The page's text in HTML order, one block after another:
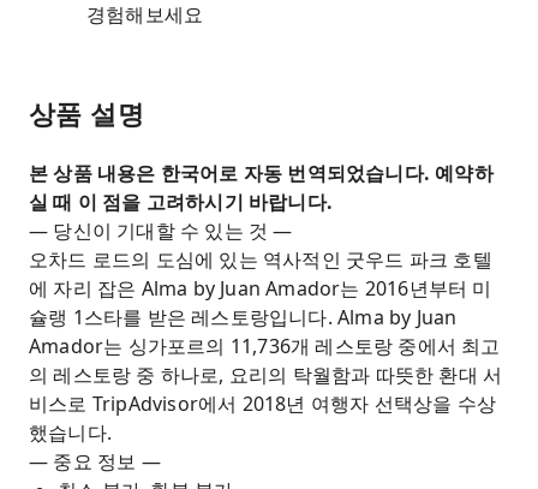
경험해보세요
상품 설명
본 상품 내용은 한국어로 자동 번역되었습니다. 예약하
실 때 이 점을 고려하시기 바랍니다.
— 당신이 기대할 수 있는 것 —
오차드 로드의 도심에 있는 역사적인 굿우드 파크 호텔
에 자리 잡은 Alma by Juan Amador는 2016년부터 미
슐랭 1스타를 받은 레스토랑입니다. Alma by Juan
Amador는 싱가포르의 11,736개 레스토랑 중에서 최고
의 레스토랑 중 하나로, 요리의 탁월함과 따뜻한 환대 서
비스로 TripAdvisor에서 2018년 여행자 선택상을 수상
했습니다.
— 중요 정보 —